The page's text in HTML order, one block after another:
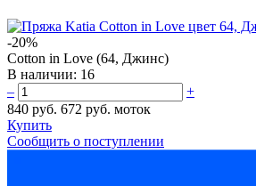
-20%
Cotton in Love (64, Джинс)
В наличии: 16
–
+
840 руб. 672 руб. моток
Купить
Сообщить о поступлении